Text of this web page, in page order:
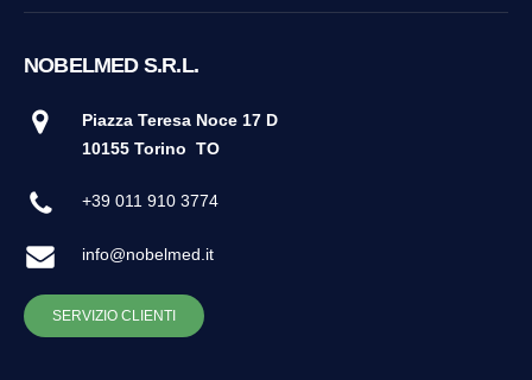
NOBELMED S.R.L.
Piazza Teresa Noce 17 D
10155 Torino TO
+39 011 910 3774
info@nobelmed.it
SERVIZIO CLIENTI